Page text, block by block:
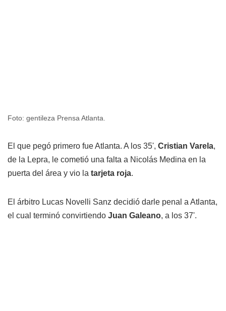
Foto: gentileza Prensa Atlanta.
El que pegó primero fue Atlanta. A los 35', Cristian Varela,
de la Lepra, le cometió una falta a Nicolás Medina en la
puerta del área y vio la tarjeta roja.
El árbitro Lucas Novelli Sanz decidió darle penal a Atlanta,
el cual terminó convirtiendo Juan Galeano, a los 37'.